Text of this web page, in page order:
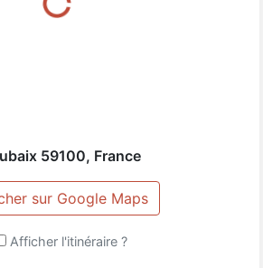
59100, France
sur Google Maps
Afficher l'itinéraire ?